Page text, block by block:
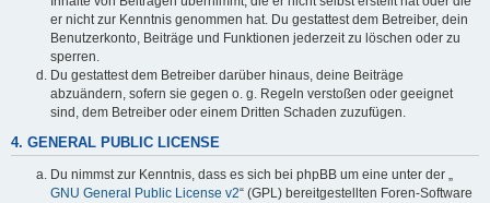
er nicht zur Kenntnis genommen hat. Du gestattest dem Betreiber, dein
Benutzerkonto, Beiträge und Funktionen jederzeit zu löschen oder zu
sperren.
Du gestattest dem Betreiber darüber hinaus, deine Beiträge
abzuändern, sofern sie gegen o. g. Regeln verstoßen oder geeignet
sind, dem Betreiber oder einem Dritten Schaden zuzufügen.
4. GENERAL PUBLIC LICENSE
Du nimmst zur Kenntnis, dass es sich bei phpBB um eine unter der „
GNU General Public License v2“ (GPL) bereitgestellten Foren-Software